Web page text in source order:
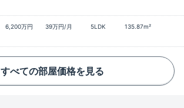
6,200万円 39万円/月 5LDK
135.87m²
すべての部屋価格を見る